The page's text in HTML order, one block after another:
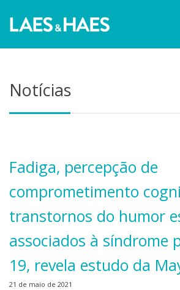
Notícias
Fadiga, percepção de
comprometimento
transtornos do humor
associados à síndrome
19, revela estudo da
21 de maio de 2021